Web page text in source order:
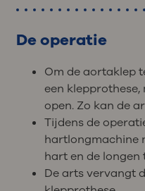
De operatie
Om de aortaklep
een
open. Zo kan de
Tijdens de
hartlongmachine
hart en de longen
De arts vervangt